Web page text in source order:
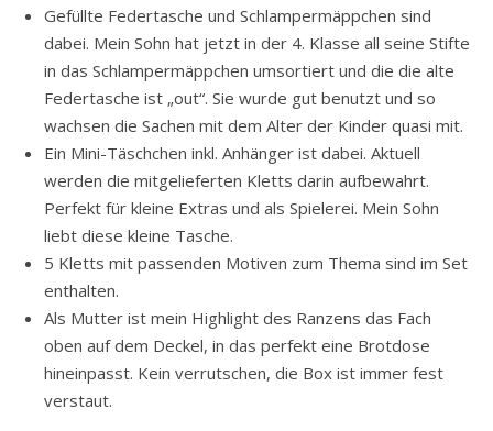
Gefüllte Federtasche und Schlampermäppchen sind
dabei. Mein Sohn hat jetzt in der 4. Klasse all seine Stifte
in das Schlampermäppchen umsortiert und die die alte
Federtasche ist „out“. Sie wurde gut benutzt und so
wachsen die Sachen mit dem Alter der Kinder quasi mit.
Ein Mini-Täschchen inkl. Anhänger ist dabei. Aktuell
werden die mitgelieferten Kletts darin aufbewahrt.
Perfekt für kleine Extras und als Spielerei. Mein Sohn
liebt diese kleine Tasche.
5 Kletts mit passenden Motiven zum Thema sind im Set
enthalten.
Als Mutter ist mein Highlight des Ranzens das Fach
oben auf dem Deckel, in das perfekt eine Brotdose
hineinpasst. Kein verrutschen, die Box ist immer fest
verstaut.